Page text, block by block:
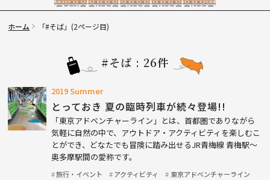
ホーム 「#そば」(2ページ目)
#そば : 26件
2019 Summer
とっておき 夏の臨時列車が続々登場!!
「東京アドベンチャーライン」とは、首都圏でありながら
気軽に自然の中で、アウトドア・アクティビティを楽しむこ
とができ、どなたでも冒険に踏み出せるJR青梅線 青梅駅～
奥多摩駅間の愛称です。
旅行・イベント アクティビティ 東京アドベンチャーライン